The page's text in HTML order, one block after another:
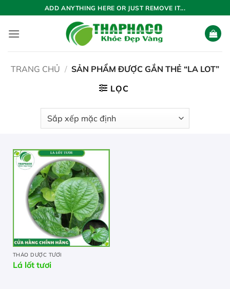
qua
nội
ADD ANYTHING HERE OR JUST REMOVE IT...
TRANG CHỦ / SẢN PHẨM ĐƯỢC GẮN THẺ “LA LOT”
LỌC
THẢO DƯỢC TƯƠI
Lá lốt tươi